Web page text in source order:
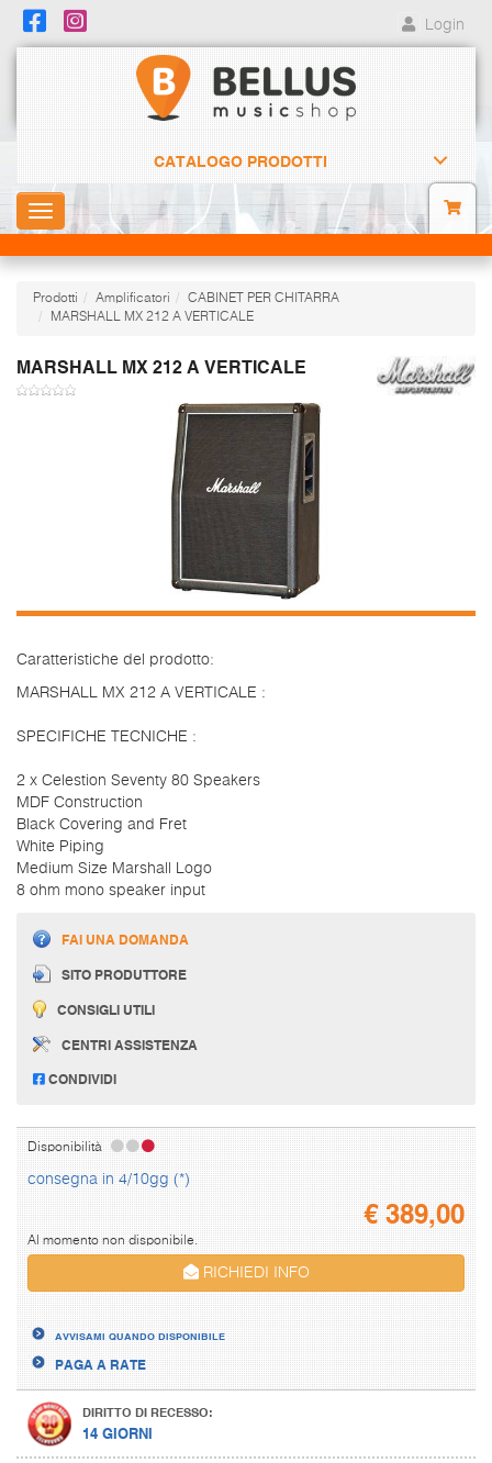
Login
CATALOGO PRODOTTI
Toggle
navigation
Prodotti Amplificatori
CABINET PER CHITARRA
MARSHALL MX 212 A VERTICALE
MARSHALL MX 212 A VERTICALE
Caratteristiche del prodotto:
MARSHALL MX 212 A VERTICALE :
SPECIFICHE TECNICHE :
2 x Celestion Seventy 80 Speakers
MDF Construction
Black Covering and Fret
White Piping
Medium Size Marshall Logo
8 ohm mono speaker input
FAI UNA DOMANDA
SITO PRODUTTORE
CONSIGLI UTILI
CENTRI ASSISTENZA
CONDIVIDI
Disponibilità
consegna in 4/10gg (*)
€389,00
Al momento non disponibile.
RICHIEDI INFO
AVVISAMI QUANDO DISPONIBILE
PAGA A RATE
DIRITTO DI RECESSO:
14 GIORNI